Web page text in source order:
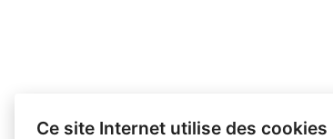
Ce site Internet utilise des cookies